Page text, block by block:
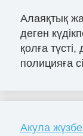
Алаяқтық
деген
қолға
полицияға
Акула